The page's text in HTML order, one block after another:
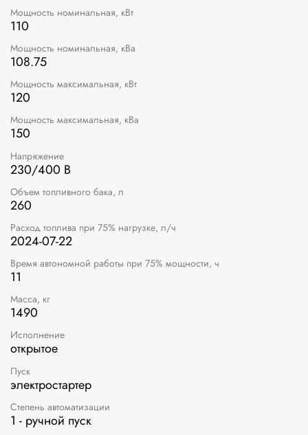
Мощность номинальная, кВт
110
Мощность номинальная, кВа
108.75
Мощность максимальная, кВт
120
Мощность максимальная, кВа
150
Напряжение
230/400 В
Объем топливного бака, л
260
Расход топлива при 75% нагрузке, л/ч
2024-07-22
Время автономной работы при 75% мощности, ч
11
Масса, кг
1490
Исполнение
открытое
Пуск
электростартер
Степень автоматизации
1 - ручной пуск